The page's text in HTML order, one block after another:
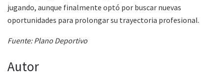
jugando, aunque finalmente optó por buscar nuevas
oportunidades para prolongar su trayectoria profesional.
Fuente: Plano Deportivo
Autor